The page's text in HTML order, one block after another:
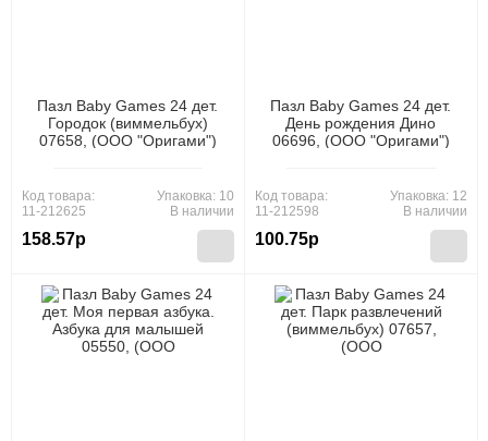
Пазл Baby Games 24 дет.
Городок (виммельбух)
07658, (ООО "Оригами")
Код товара:
11-212625
158.57р
Упаковка: 10
В наличии
Пазл Baby Games 24 дет.
День рождения Дино
06696, (ООО "Оригами")
Код товара:
11-212598
100.75р
Упаковка: 12
В наличии